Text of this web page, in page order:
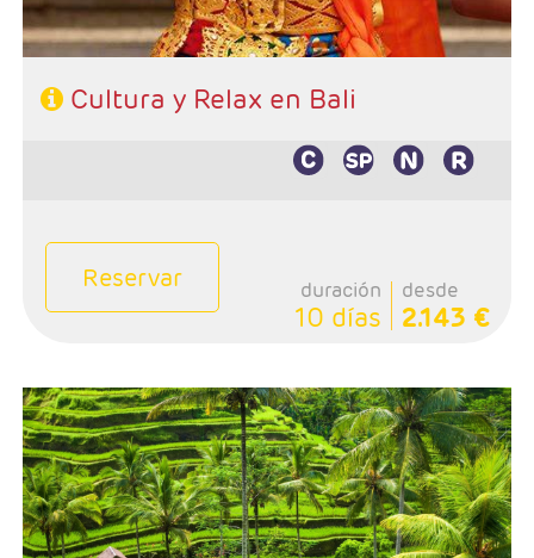
Cultura y Relax en Bali
Reservar duración
10 días
desde
2.143 €
Salidas: Jueves
Ruta: 3 noches Singapur, 4 noches Ubud y 3 playas de
Bali